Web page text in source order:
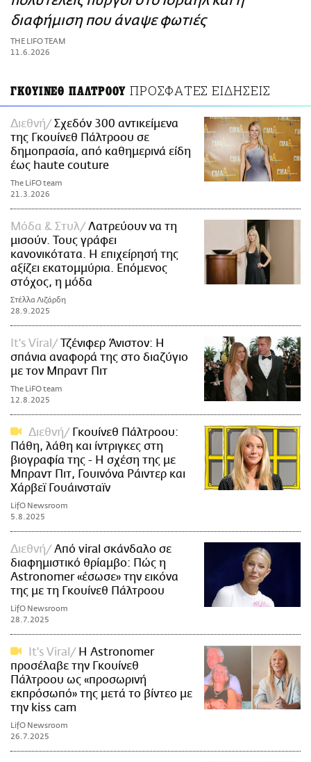
ΑΜΠΑ
PRINT
διαφήμιση που άναψε φωτιές
THE LIFO TEAM
11.6.2026
ΓΚΟΥΙΝΕΘ ΠΑΛΤΡΟΟΥ ΠΡΟΣΦΑΤΕΣ ΕΙΔΗΣΕΙΣ
Διεθνή
Σχεδόν 300 αντικείμενα
της Γκουίνεθ Πάλτροου σε
δημοπρασία, από καθημερινά είδη
έως haute couture
The LiFO team
21.3.2026
Μόδα & Στυλ
Λατρεύουν να τη
μισούν. Τους γράφει
κανονικότατα. Η επιχείρησή της
αξίζει εκατομμύρια. Επόμενος
στόχος, η μόδα
Στέλλα Λιζάρδη
28.9.2025
It's Viral
Τζένιφερ Άνιστον: Η
σπάνια αναφορά της στο διαζύγιο
με τον Μπραντ Πιτ
The LiFO team
12.8.2025
Διεθνή
Γκουίνεθ Πάλτροου:
Πάθη, λάθη και ίντριγκες στη
βιογραφία της - Η σχέση της με
Μπραντ Πιτ, Γουινόνα Ράιντερ και
Χάρβεϊ Γουάινσταϊν
LifO Newsroom
5.8.2025
Διεθνή
Από viral σκάνδαλο σε
διαφημιστικό θρίαμβο: Πώς η
Astronomer «έσωσε» την εικόνα
της με τη Γκουίνεθ Πάλτροου
LifO Newsroom
28.7.2025
It's Viral
Η Astronomer
προσέλαβε την Γκουίνεθ
Πάλτροου ως «προσωρινή
εκπρόσωπό» της μετά το βίντεο με
την kiss cam
LifO Newsroom
26.7.2025